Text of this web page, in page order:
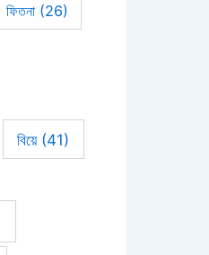
ফিতনা(26)
বিয়ে(41)